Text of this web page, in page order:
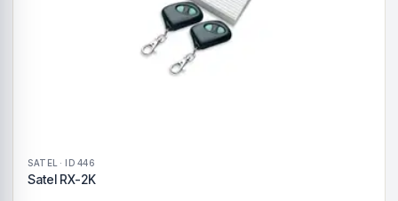
SATEL · ID 446
Satel RX-2K